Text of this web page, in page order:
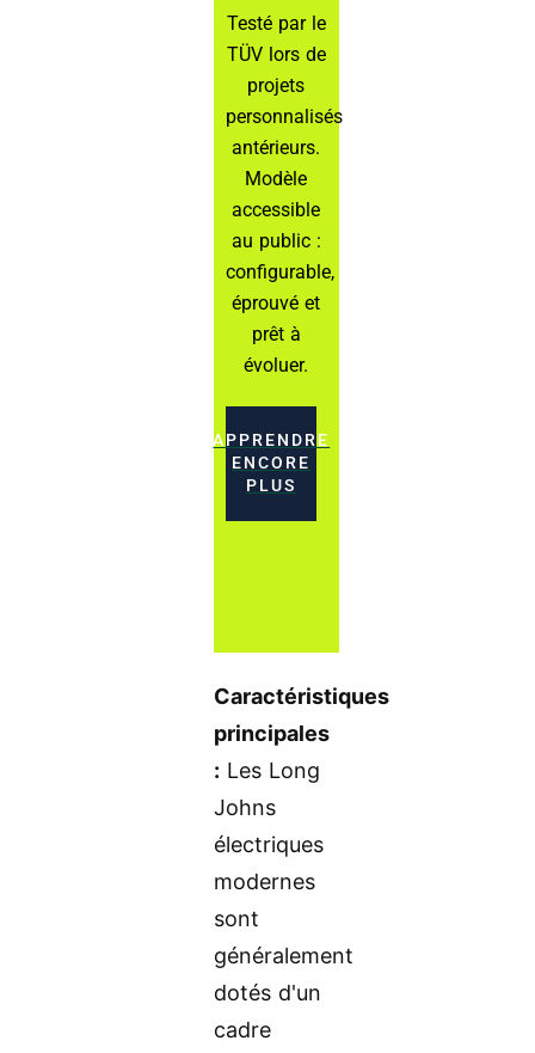
Testé par le
TÜV lors de
projets
personnalisés
antérieurs.
Modèle
accessible
au public :
configurable,
éprouvé et
prêt à
évoluer.
APPRENDRE
ENCORE
PLUS
Caractéristiques
principales
: Les Long
Johns
électriques
modernes
sont
généralement
dotés d'un
cadre